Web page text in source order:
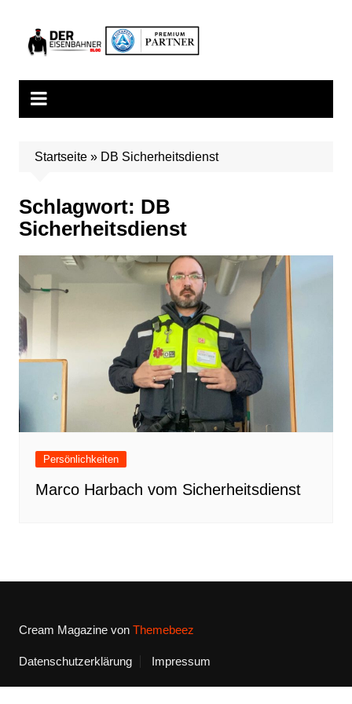
springen
Startseite» DB Sicherheitsdienst
Schlagwort: DB
Sicherheitsdienst
Persönlichkeiten
Marco Harbach vom Sicherheitsdienst
Cream Magazine von Themebeez
Datenschutzerklärung Impressum